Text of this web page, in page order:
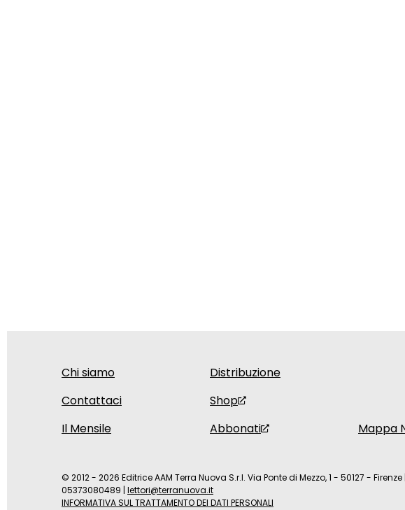
Chi siamo
Contattaci
Il Mensile
Distribuzione
Shop
Abbonati
Mappa
© 2012 - 2026 Editrice AAM Terra Nuova S.r.l. Via Ponte di Mezzo, 1 - 50127 - Firenze
05373080489 | lettori@terranuova.it
INFORMATIVA SUL TRATTAMENTO DEI DATI PERSONALI